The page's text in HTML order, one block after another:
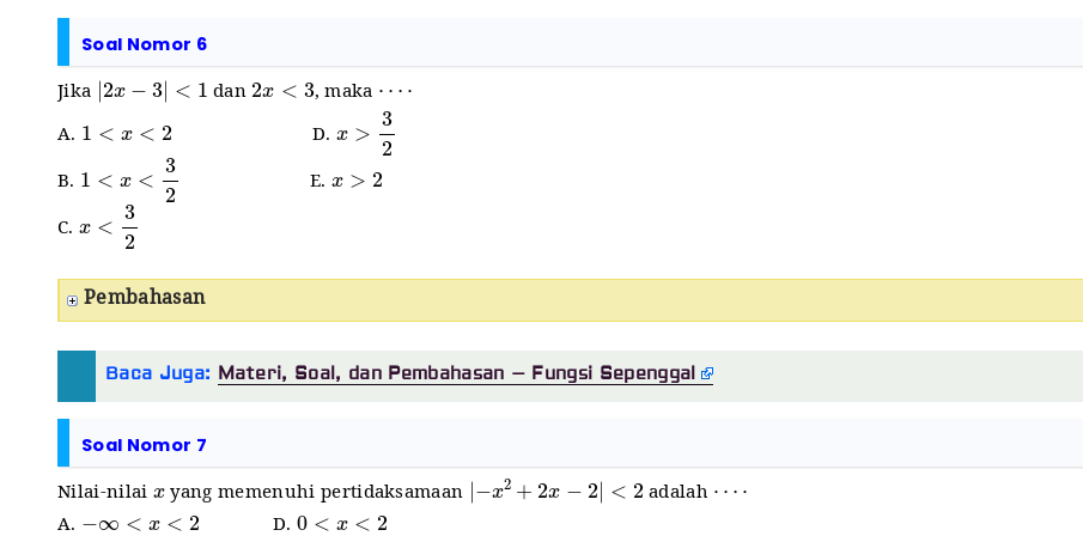
Soal Nomor 6
Jika|2x−3|<1 dan2x<3 , maka⋯⋅
A. 1 x D. > 2
B. 1 x 2 E. >
C. 3 2
Pembahasan
Baca Juga: Materi, Soal, dan Pembahasan – Fungsi Sepenggal
Soal Nomor 7
Nilai-nilaixyang memenuhi pertidaksamaan|−x2+2x−2|<2 adalah⋯⋅
A. −∞<x<2 D. 0<x<2